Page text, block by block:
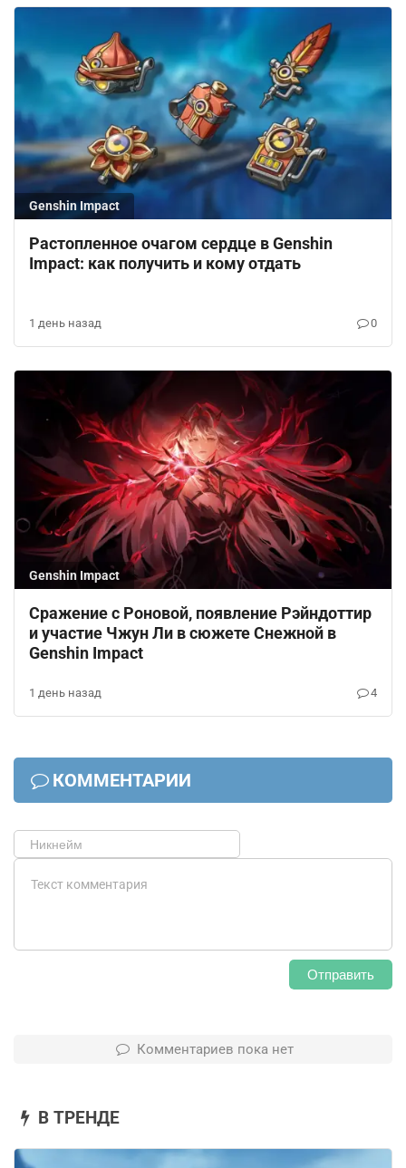
Genshin Impact
Растопленное очагом сердце в Genshin
Impact: как получить и кому отдать
1 день назад 0
Genshin Impact
Сражение с Роновой, появление Рэйндоттир
и участие Чжун Ли в сюжете Снежной в
Genshin Impact
1 день назад 4
КОММЕНТАРИИ
Отправить
Комментариев пока нет
В ТРЕНДЕ